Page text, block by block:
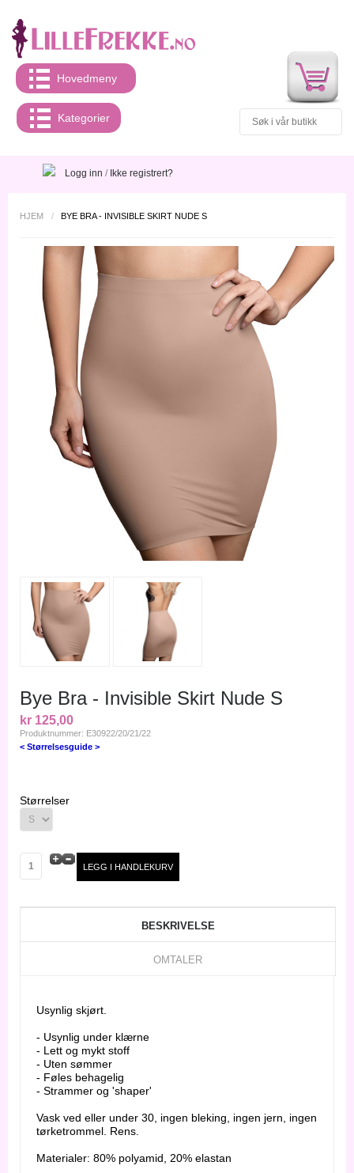
Hovedmeny
Kategorier
Logg inn / Ikke registrert?
HJEM / BYE BRA - INVISIBLE SKIRT NUDE S
Bye Bra - Invisible Skirt Nude S
kr 125,00
Produktnummer: E30922/20/21/22
< Størrelsesguide >
Størrelser
BESKRIVELSE
OMTALER
Usynlig skjørt.
- Usynlig under klærne
- Lett og mykt stoff
- Uten sømmer
- Føles behagelig
- Strammer og 'shaper'
Vask ved eller under 30, ingen bleking, ingen jern, ingen
tørketrommel. Rens.
Materialer: 80% polyamid, 20% elastan